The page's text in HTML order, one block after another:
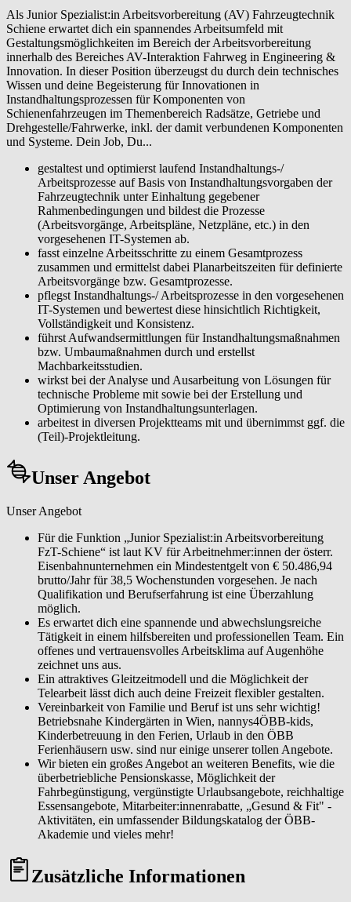
Als Junior Spezialist:in Arbeitsvorbereitung (AV) Fahrzeugtechnik
Schiene erwartet dich ein spannendes Arbeitsumfeld mit
Gestaltungsmöglichkeiten im Bereich der Arbeitsvorbereitung
innerhalb des Bereiches AV-Interaktion Fahrweg in Engineering &
Innovation. In dieser Position überzeugst du durch dein technisches
Wissen und deine Begeisterung für Innovationen in
Instandhaltungsprozessen für Komponenten von
Schienenfahrzeugen im Themenbereich Radsätze, Getriebe und
Drehgestelle/Fahrwerke, inkl. der damit verbundenen Komponenten
und Systeme. Dein Job, Du...
gestaltest und optimierst laufend Instandhaltungs-/
Arbeitsprozesse auf Basis von Instandhaltungsvorgaben der
Fahrzeugtechnik unter Einhaltung gegebener
Rahmenbedingungen und bildest die Prozesse
(Arbeitsvorgänge, Arbeitspläne, Netzpläne, etc.) in den
vorgesehenen IT-Systemen ab.
fasst einzelne Arbeitsschritte zu einem Gesamtprozess
zusammen und ermittelst dabei Planarbeitszeiten für definierte
Arbeitsvorgänge bzw. Gesamtprozesse.
pflegst Instandhaltungs-/ Arbeitsprozesse in den vorgesehenen
IT-Systemen und bewertest diese hinsichtlich Richtigkeit,
Vollständigkeit und Konsistenz.
führst Aufwandsermittlungen für Instandhaltungsmaßnahmen
bzw. Umbaumaßnahmen durch und erstellst
Machbarkeitsstudien.
wirkst bei der Analyse und Ausarbeitung von Lösungen für
technische Probleme mit sowie bei der Erstellung und
Optimierung von Instandhaltungsunterlagen.
arbeitest in diversen Projektteams mit und übernimmst ggf. die
(Teil)-Projektleitung.
Unser Angebot
Unser Angebot
Für die Funktion „Junior Spezialist:in Arbeitsvorbereitung
FzT-Schiene“ ist laut KV für Arbeitnehmer:innen der österr.
Eisenbahnunternehmen ein Mindestentgelt von € 50.486,94
brutto/Jahr für 38,5 Wochenstunden vorgesehen. Je nach
Qualifikation und Berufserfahrung ist eine Überzahlung
möglich.
Es erwartet dich eine spannende und abwechslungsreiche
Tätigkeit in einem hilfsbereiten und professionellen Team. Ein
offenes und vertrauensvolles Arbeitsklima auf Augenhöhe
zeichnet uns aus.
Ein attraktives Gleitzeitmodell und die Möglichkeit der
Telearbeit lässt dich auch deine Freizeit flexibler gestalten.
Vereinbarkeit von Familie und Beruf ist uns sehr wichtig!
Betriebsnahe Kindergärten in Wien, nannys4ÖBB-kids,
Kinderbetreuung in den Ferien, Urlaub in den ÖBB
Ferienhäusern usw. sind nur einige unserer tollen Angebote.
Wir bieten ein großes Angebot an weiteren Benefits, wie die
überbetriebliche Pensionskasse, Möglichkeit der
Fahrbegünstigung, vergünstigte Urlaubsangebote, reichhaltige
Essensangebote, Mitarbeiter:innenrabatte, „Gesund & Fit" -
Aktivitäten, ein umfassender Bildungskatalog der ÖBB-
Akademie und vieles mehr!
Zusätzliche Informationen